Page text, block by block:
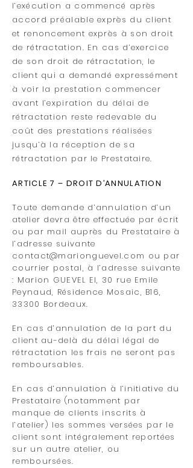
l’exécution a commencé après
accord préalable exprès du client
et renoncement exprès à son droit
de rétractation. En cas d’exercice
de son droit de rétractation, le
client qui a demandé expressément
à voir la prestation commencer
avant l’expiration du délai de
rétractation reste redevable du
coût des prestations réalisées
jusqu’à la réception de sa
rétractation par le Prestataire.
ARTICLE 7 – DROIT D’ANNULATION
Toute demande d’annulation d’un
atelier devra être effectuée par écrit
ou par mail auprès du Prestataire à
l’adresse suivante
contact@marionguevel.com ou par
courrier postal, à l’adresse suivante
: Marion GUEVEL EI, 30 rue Emile
Peynaud, Résidence Mosaic, B16,
33300 Bordeaux.
En cas d’annulation de la part du
client au-delà du délai légal de
rétractation les frais ne seront pas
remboursables.
En cas d’annulation à l’initiative du
Prestataire (notamment par
manque de clients inscrits à
l’atelier) les sommes versées par le
client sont intégralement reportées
sur un autre atelier, ou
remboursées.